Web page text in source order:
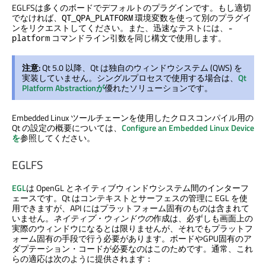
EGLFSは多くのボードでデフォルトのプラグインです。もし適切
でなければ、 QT_QPA_PLATFORM環境変数を使って別のプラグイ
ンをリクエストしてください。また、迅速なテストには、
-
platform コマンドライン引数を同じ構文で使用します。
注意:Qt 5.0 以降、Qt は独自のウィンドウシステム (QWS) を
実装していません。シングルプロセスで使用する場合は、 Qt
Platform Abstractionが優れたソリューションです。
Embedded Linux ツールチェーンを使用したクロスコンパイル用の
Qt の設定の概要については、 Configure an Embedded Linux Device
を参照してください。
EGLFS
EGLは OpenGL とネイティブウィンドウシステム間のインターフ
ェースです。Qt はコンテキストとサーフェスの管理に EGL を使
用できますが、API にはプラットフォーム固有のものは含まれて
いません。 ネイティブ・ウィンドウの作成は、必ずしも画面上の
実際のウィンドウになるとは限りませんが、それでもプラットフ
ォーム固有の手段で行う必要があります。ボードやGPU固有のア
ダプテーション・コードが必要なのはこのためです。通常、これ
らの適応は次のように提供されます：